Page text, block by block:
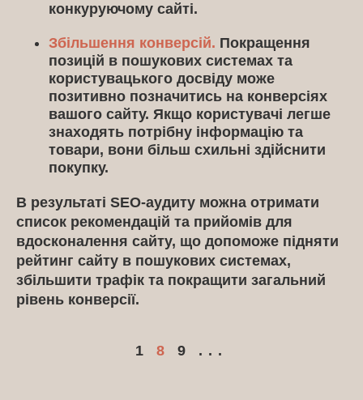
конкуруючому сайті.
Збільшення конверсій. Покращення
позицій в пошукових системах та
користувацького досвіду може
позитивно позначитись на конверсіях
вашого сайту. Якщо користувачі легше
знаходять потрібну інформацію та
товари, вони більш схильні здійснити
покупку.
В результаті SEO-аудиту можна отримати
список рекомендацій та прийомів для
вдосконалення сайту, що допоможе підняти
рейтинг сайту в пошукових системах,
збільшити трафік та покращити загальний
рівень конверсії.
1 8 9 ...